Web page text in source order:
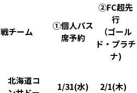
チーム
①個人パス
席予約
②FC超先
行
（ゴール
ド・プラチ
ナ)
北海道コ
1/31(水)
2/1(木)